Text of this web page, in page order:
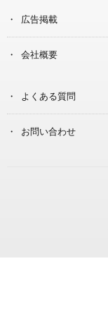
広告掲載
会社概要
よくある質問
お問い合わせ